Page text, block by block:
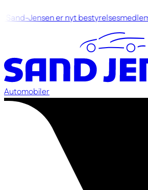
Sand-Jensen er nyt
Automobiler